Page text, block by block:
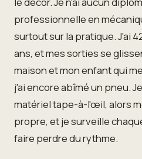
professionnelle en
surtout sur la pratique. J'ai
ans, et mes sorties se
maison et mon enfant qui
j'ai encore abîmé un pneu.
matériel tape-à-l'œil, alors
propre, et je surveille
faire perdre du rythme.